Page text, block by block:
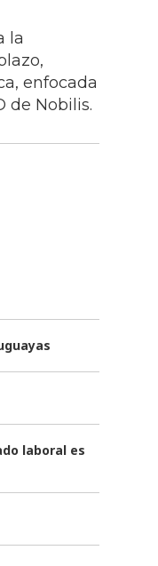
la
enfocada
de Nobilis.
laboral es